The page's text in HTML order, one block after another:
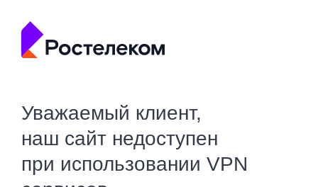
Уважаемый клиент,
наш сайт недоступен
при использовании VPN